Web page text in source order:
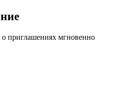
приглашениях мгновенно